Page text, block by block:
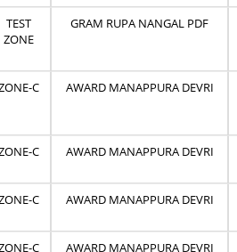
TEST
ZONE
GRAM RUPA NANGAL PDF
C AWARD MANAPPURA DEVRI
C AWARD MANAPPURA DEVRI
C AWARD MANAPPURA DEVRI
C AWARD MANAPPURA DEVRI